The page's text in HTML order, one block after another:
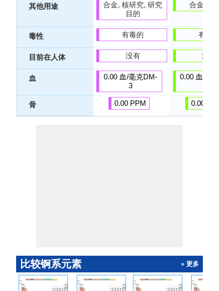
其他用途
毒性
目前在人体
血
骨
合金, 核研究, 研究
目的
有毒的
没有
0.00 血/毫克DM-
3
0.00 PPM
合金, 核
有毒
没有
0.00 血/毫
0.00
比较锕系元素 » 更多